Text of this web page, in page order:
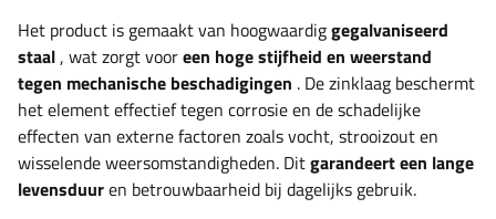
Het product is gemaakt van hoogwaardiggegalvaniseerd
staal, wat zorgt vooreen hoge stijfheid en weerstand
tegen mechanische beschadigingen . De zinklaag beschermt
het element effectief tegen corrosie en de schadelijke
effecten van externe factoren zoals vocht, strooizout en
wisselende weersomstandigheden. Ditgarandeert een lange
levensduuren betrouwbaarheid bij dagelijks gebruik.